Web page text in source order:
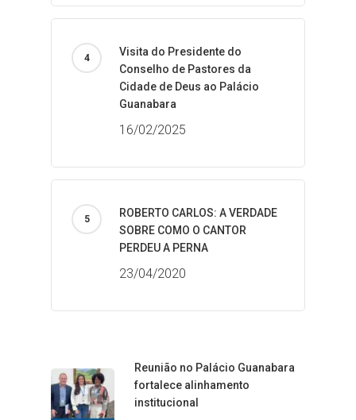
Visita do Presidente do
Conselho de Pastores da
Cidade de Deus ao Palácio
Guanabara
16/02/2025
ROBERTO CARLOS: A VERDADE
SOBRE COMO O CANTOR
PERDEU A PERNA
23/04/2020
Reunião no Palácio Guanabara
fortalece alinhamento
institucional